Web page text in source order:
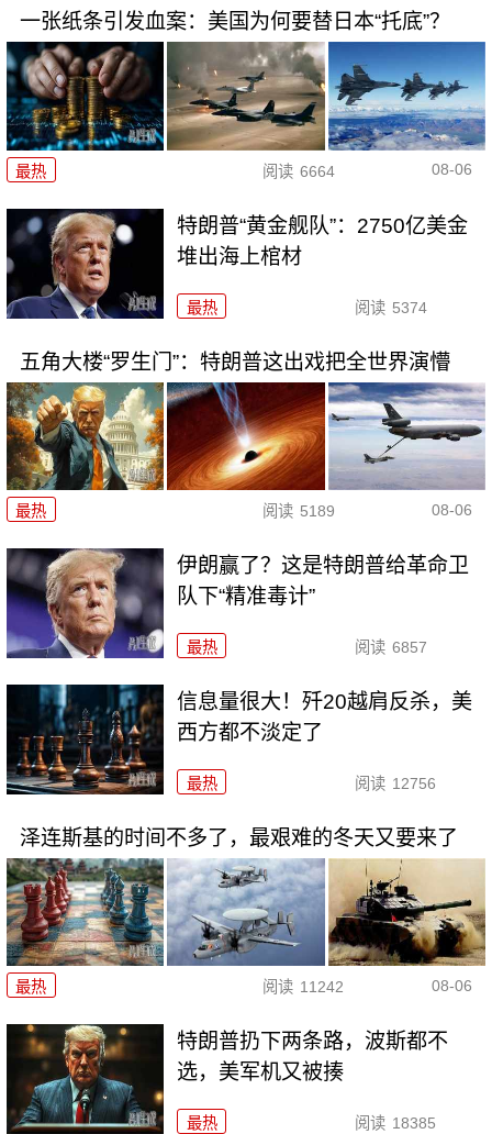
一张纸条引发血案：美国为何要替日本“托底”？
最热 阅读 6664 08-06
特朗普“黄金舰队”：2750亿美金
堆出海上棺材
最热 阅读 5374
五角大楼“罗生门”：特朗普这出戏把全世界演懵
最热 阅读 5189 08-06
伊朗赢了？这是特朗普给革命卫
队下“精准毒计”
最热 阅读 6857
信息量很大！歼20越肩反杀，美
西方都不淡定了
最热 阅读 12756
泽连斯基的时间不多了，最艰难的冬天又要来了
最热 阅读 11242 08-06
特朗普扔下两条路，波斯都不
选，美军机又被揍
最热 阅读 18385